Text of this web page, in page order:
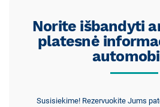
Norite išbandyti
platesnė
Susisiekime! Rezervuokite Jums